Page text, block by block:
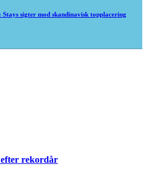
sigter mod skandinavisk topplacering
rekordår